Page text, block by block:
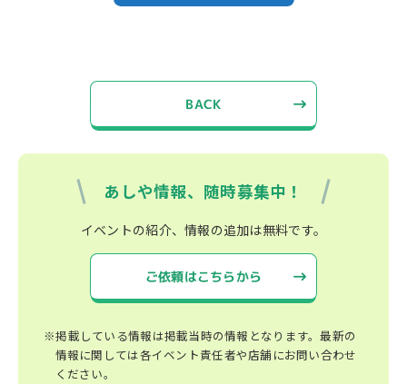
BACK
あしや情報、随時募集中！
イベントの紹介、情報の追加は無料です。
ご依頼はこちらから
※掲載している情報は掲載当時の情報となります。最新の
情報に関しては各イベント責任者や店舗にお問い合わせ
ください。